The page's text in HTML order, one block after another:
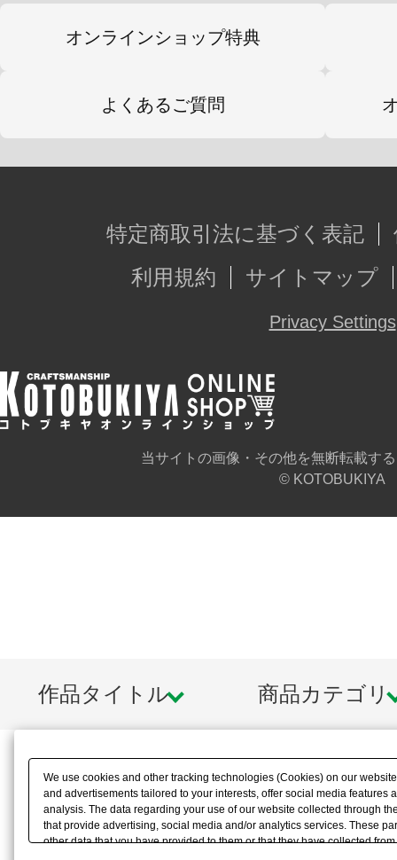
【サイズ】全高：約250mm（武器先
・専用台座（鉄製のプリント天板と
※画像は試作品です。実際の商品と
オンラインショップ特典
よくあるご質問
特定商取引法に基づく表記
利用規約
サイトマップ
Privacy Settings
当サイトの画像・その他を無断転載す
© KOTOBUKIYA
作品タイトル 商品カテゴリ
We use cookies and other tracking technologies (Cookies) on our
and advertisements tailored to your interests, offer social media features
analysis. The data regarding your use of our website collected through
that provide advertising, social media and/or analytics services. These
other data that you have provided to them or that they have collected